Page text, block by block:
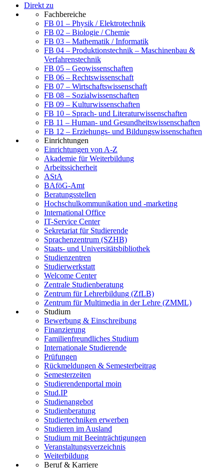
Direkt zu
Fachbereiche
FB 01 – Physik / Elektrotechnik
FB 02 – Biologie / Chemie
FB 03 – Mathematik / Informatik
FB 04 – Produktionstechnik – Maschinenbau &
Verfahrenstechnik
FB 05 – Geowissenschaften
FB 06 – Rechtswissenschaft
FB 07 – Wirtschaftswissenschaft
FB 08 – Sozialwissenschaften
FB 09 – Kulturwissenschaften
FB 10 – Sprach- und Literaturwissenschaften
FB 11 – Human- und Gesundheitswissenschaften
FB 12 – Erziehungs- und Bildungswissenschaften
Einrichtungen
Einrichtungen von A-Z
Akademie für Weiterbildung
Arbeitssicherheit
AStA
BAföG-Amt
Beratungsstellen
Hochschulkommunikation und -marketing
International Office
IT-Service Center
Sekretariat für Studierende
Sprachenzentrum (SZHB)
Staats- und Universitätsbibliothek
Studienzentren
Studierwerkstatt
Welcome Center
Zentrale Studienberatung
Zentrum für Lehrerbildung (ZfLB)
Zentrum für Multimedia in der Lehre (ZMML)
Studium
Bewerbung & Einschreibung
Finanzierung
Familienfreundliches Studium
Internationale Studierende
Prüfungen
Rückmeldungen & Semesterbeitrag
Semesterzeiten
Studierendenportal moin
Stud.IP
Studienangebot
Studienberatung
Studiertechniken erwerben
Studieren im Ausland
Studium mit Beeinträchtigungen
Veranstaltungsverzeichnis
Weiterbildung
Beruf & Karriere